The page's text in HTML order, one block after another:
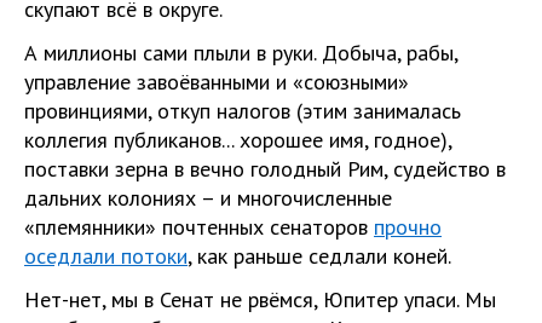
скупают всё в округе.
А миллионы сами плыли в руки. Добыча, рабы,
управление завоёванными и «союзными»
провинциями, откуп налогов (этим занималась
коллегия публиканов... хорошее имя, годное),
поставки зерна в вечно голодный Рим, судейство в
дальних колониях – и многочисленные
«племянники» почтенных сенаторов прочно
оседлали потоки, как раньше седлали коней.
Нет-нет, мы в Сенат не рвёмся, Юпитер упаси. Мы